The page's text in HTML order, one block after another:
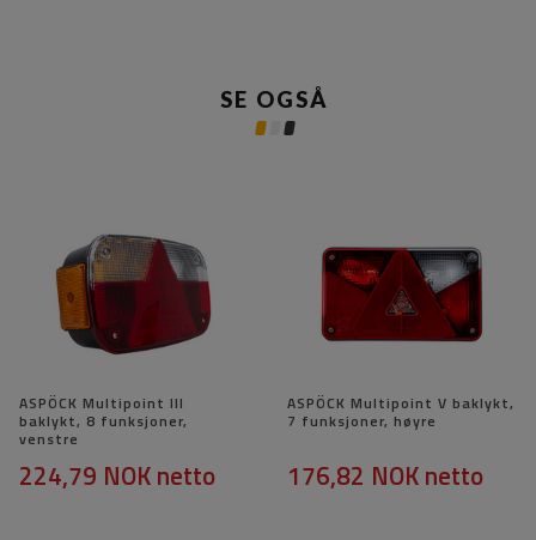
SE OGSÅ
ASPÖCK Multipoint III
baklykt, 8 funksjoner,
venstre
224,79 NOKnetto
ASPÖCK Multipoint V baklykt,
7 funksjoner, høyre
176,82 NOKnetto